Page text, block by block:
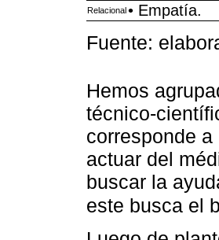
Relacional • Empatía.
Fuente:
Hemos
técnico-
corresponde
actuar del
buscar la
este busca el